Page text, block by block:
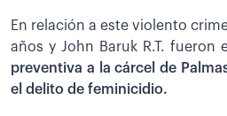
En relación a este violento
años y John Baruk R.T. fueron
preventiva a la cárcel de
el delito de feminicidio.